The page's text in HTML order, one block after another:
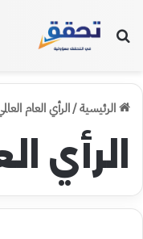
بحث عن
الرئيسية/الرأي العام
الرأي